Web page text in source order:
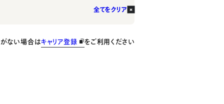
全てをクリア
ない場合はキャリア登録 をご利用ください